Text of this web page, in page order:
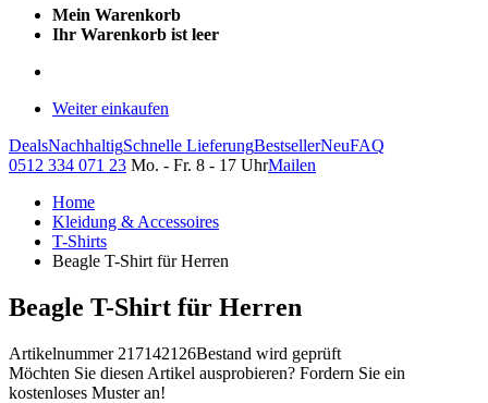
Mein Warenkorb
Ihr Warenkorb ist leer
Weiter einkaufen
DealsNachhaltigSchnelle LieferungBestsellerNeuFAQ
0512 334 071 23 Mo. - Fr. 8 - 17 UhrMailen
Home
Kleidung & Accessoires
T-Shirts
Beagle T-Shirt für Herren
Beagle T-Shirt für Herren
Artikelnummer 217142126Bestand wird geprüft
Möchten Sie diesen Artikel ausprobieren? Fordern Sie ein
kostenloses Muster an!